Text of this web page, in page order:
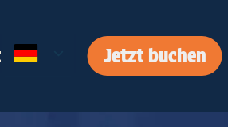
Jetzt buchen